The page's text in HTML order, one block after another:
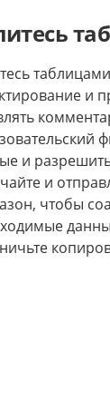
и
и
и
чтобы